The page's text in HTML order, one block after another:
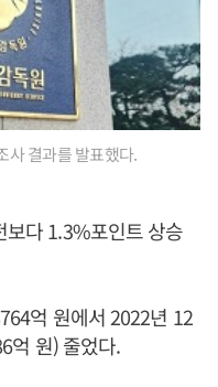
사 결과를 발표했다.
다 1.3%포인트 상승
억 원에서 2022년 12
억 원) 줄었다.